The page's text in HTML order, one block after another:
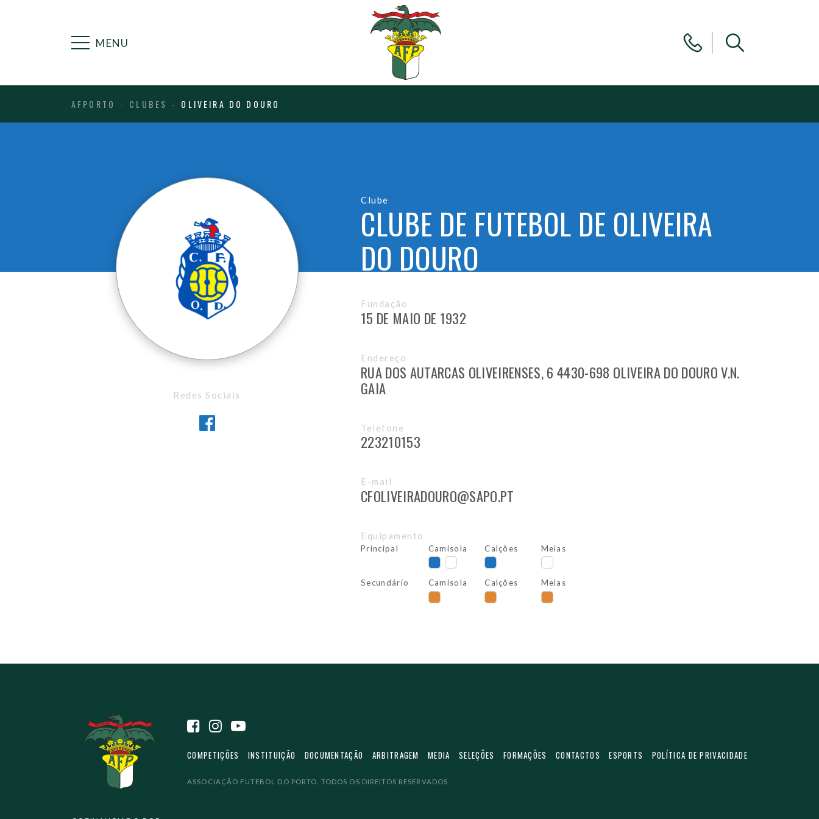
MENU
AFPORTO CLUBES OLIVEIRA DO DOURO
Clube
CLUBE DE FUTEBOL DE OLIVEIRA
DO DOURO
Redes Sociais
Fundação
15 DE MAIO DE 1932
Endereço
RUA DOS AUTARCAS OLIVEIRENSES, 6 4430-698 OLIVEIRA DO DOURO V.N.
GAIA
Telefone
223210153
E-mail
CFOLIVEIRADOURO@SAPO.PT
Equipamento
Principal Camisola Calções Meias
Secundário Camisola Calções Meias
COMPETIÇÕES INSTITUIÇÃO DOCUMENTAÇÃO ARBITRAGEM MEDIA SELEÇÕES FORMAÇÕES CONTACTOS ESPORTS POLÍTICA DE PRIVACIDADE
ASSOCIAÇÃO FUTEBOL DO PORTO. TODOS OS DIREITOS RESERVADOS